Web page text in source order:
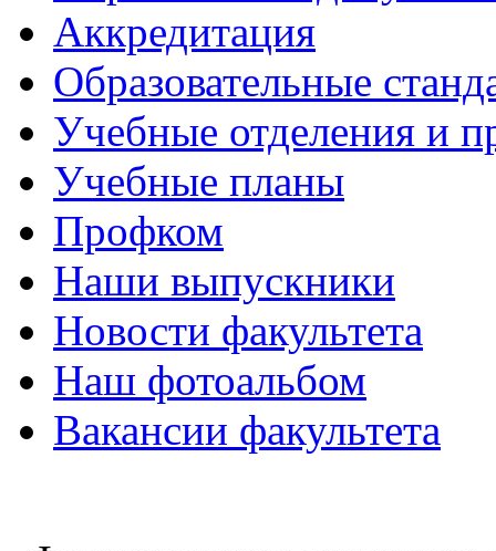
Аккредитация
Образовательные
Учебные отделения и
Учебные планы
Профком
Наши выпускники
Новости факультета
Наш фотоальбом
Вакансии факультета